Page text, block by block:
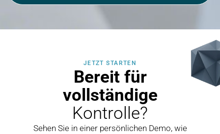
JETZT STARTEN
Bereit für
vollständige
Kontrolle?
Sehen Sie in einer persönlichen Demo, wie